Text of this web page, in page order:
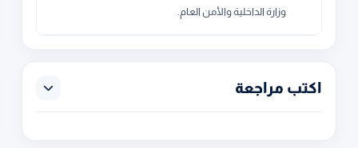
وزارة الداخلية والأمن العام.
اكتب مراجعة